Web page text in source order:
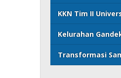
KKN Tim II
Kelurahan
Transformasi